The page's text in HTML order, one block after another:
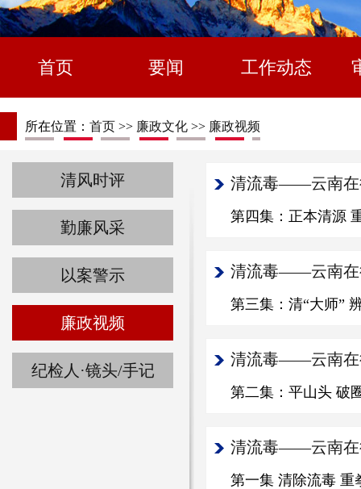
首页 要闻 工作动态
所在位置： 首页 >> 廉政文化 >> 廉政视频
清风时评
勤廉风采
以案警示
廉政视频
纪检人·镜头/手记
清流毒——云南在
第四集：正本清源
清流毒——云南在
第三集：清“大师”
清流毒——云南在
第二集：平山头 破
清流毒——云南在
第一集 清除流毒 重